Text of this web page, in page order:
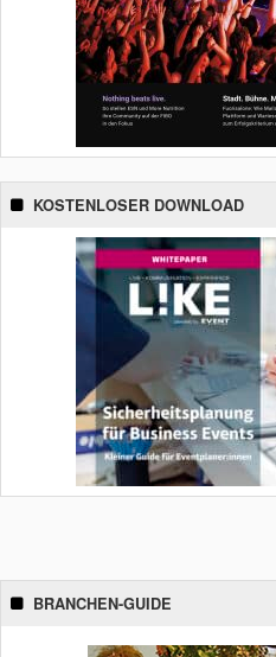
KOSTENLOSER DOWNLOAD
BRANCHEN-GUIDE